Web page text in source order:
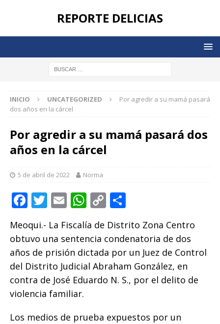
REPORTE DELICIAS
INICIO UNCATEGORIZED
Por agredir a su mamá pasará
dos años en la cárcel
Por agredir a su mamá pasará dos
años en la cárcel
5 de abril de 2022 Norma
F
c
e
b
o
o
k
T
it
te
r
E
ai
l
W
h
at
s
A
p
C
p
y
Li
n
m
p
ar
ti
Meoqui.- La Fiscalía de Distrito Zona Centro
obtuvo una sentencia condenatoria de dos
años de prisión dictada por un Juez de Control
del Distrito Judicial Abraham González, en
contra de José Eduardo N. S., por el delito de
violencia familiar.
Los medios de prueba expuestos por un